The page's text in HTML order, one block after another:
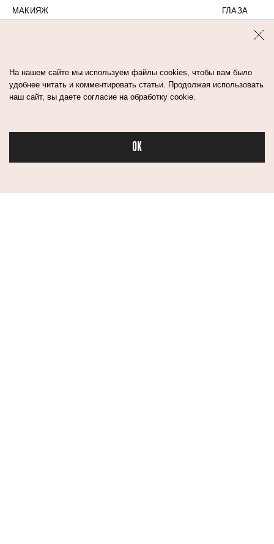
МАКИЯЖ ГЛАЗА
макияжа из TikTok
КОММЕНТАРИИ
На нашем сайте мы используем файлы cookies, чтобы вам было
удобнее читать и комментировать статьи. Продолжая использовать
наш сайт, вы даете согласие на обработку cookie.
OK